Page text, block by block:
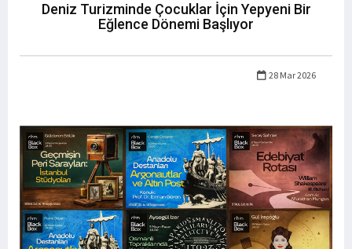
Deniz Turizminde Çocuklar İçin Yepyeni Bir
Eğlence Dönemi Başlıyor
28 Mar 2026